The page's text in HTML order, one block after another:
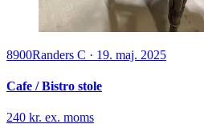
8900Randers C · 19. maj. 2025
Cafe / Bistro stole
240 kr. ex. moms